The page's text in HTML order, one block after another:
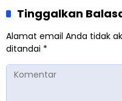
Tinggalkan
Alamat email Anda tidak
ditandai *